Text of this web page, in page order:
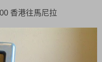
香港往馬尼拉